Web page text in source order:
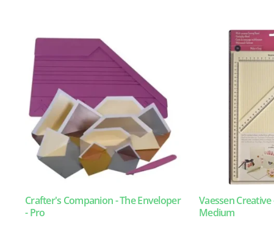
Crafter's Companion - The Enveloper
- Pro
Vaessen Creative
Medium